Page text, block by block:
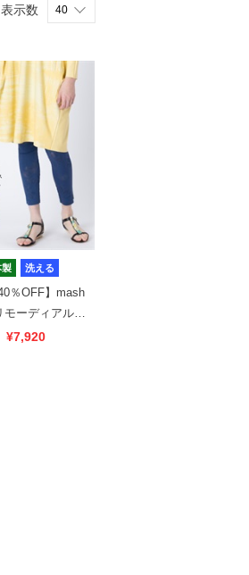
示数
製 洗える
％OFF】mash
モーディアル
オレフィオレ
¥7,920